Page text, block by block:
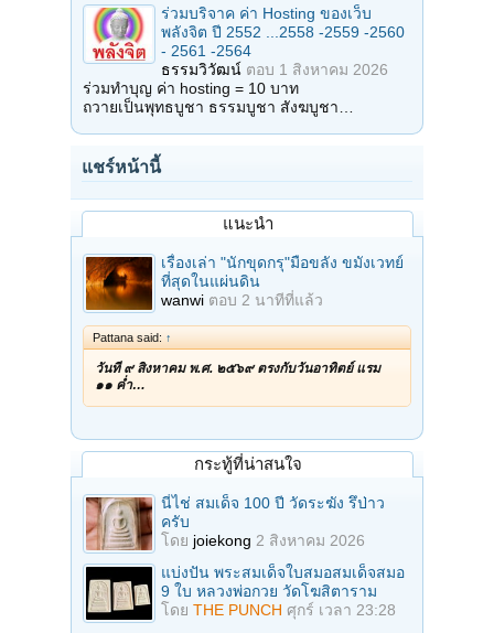
ร่วมบริจาค ค่า Hosting ของเว็บ
พลังจิต ปี 2552 ...2558 -2559 -2560
- 2561 -2564
ธรรมวิวัฒน์ ตอบ 1 สิงหาคม 2026
ร่วมทำบุญ ค่า hosting = 10 บาท
ถวายเป็นพุทธบูชา ธรรมบูชา สังฆบูชา…
แชร์หน้านี้
แนะนำ
เรื่องเล่า "นักขุดกรุ"มือขลัง ขมังเวทย์
ที่สุดในแผ่นดิน
wanwi ตอบ 2 นาทีที่แล้ว
Pattana said: ↑
วันที่ ๙ สิงหาคม พ.ศ. ๒๕๖๙ ตรงกับวันอาทิตย์ แรม
๑๑ ค่ำ…
กระทู้ที่น่าสนใจ
นี่ไช่ สมเด็จ 100 ปี วัดระฆัง รึป่าว
ครับ
โดย joiekong 2 สิงหาคม 2026
แบ่งปัน พระสมเด็จใบสมอสมเด็จสมอ
9 ใบ หลวงพ่อกวย วัดโฆสิตาราม
โดย THE PUNCH ศุกร์ เวลา 23:28